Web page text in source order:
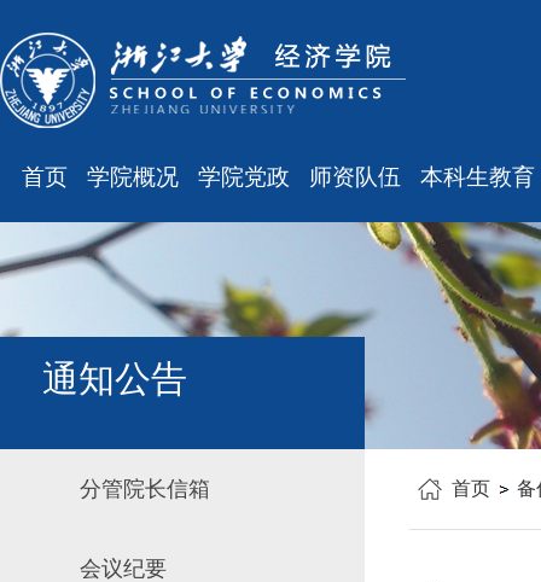
首页 学院概况
学院简介
现任领导
组织结构
学科设置
学院党政
会议通知
会议纪要
工会之声
师资队伍
最新消息
职称晋升
人事培训
博士后管理
本科生教育
最新消息
规章制度
课表、校历
主修专业确认
学籍管理
教学与教务
毕业论文
科研训练
通知公告
分管院长信箱
会议纪要
首页 备